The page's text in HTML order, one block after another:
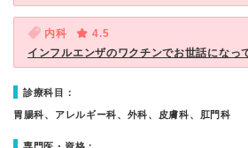
内科
4.5
インフルエンザのワクチンでお世話になっ
診療科目：
胃腸科、アレルギー科、外科、皮膚科、肛門科